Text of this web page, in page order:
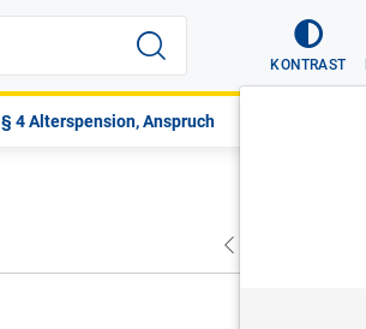
KONTRAST
§ 4 Alterspension, Anspruch